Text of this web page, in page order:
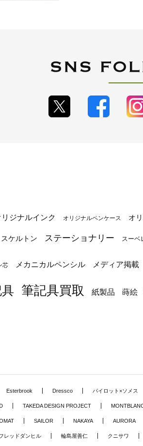
リジナルインク オリジナルペンケース オ
スケルトン ステーショナリー スーベ
芯 メカニカルペンシル メディア掲載
筆記具買取 紙製品 蒔絵
Esterbrook Dressco パイロット×ソメス
TAKEDA DESIGN PROJECT
SAILOR NAKAYA AURORA
レッドダンヒル 輪島屋善仁 クニサワ